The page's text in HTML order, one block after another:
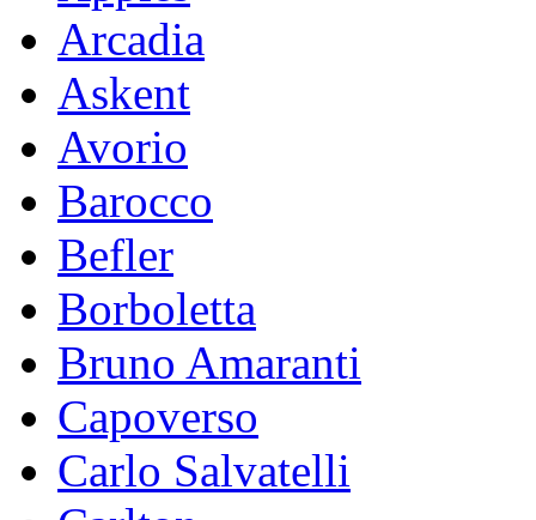
Arcadia
Askent
Avorio
Barocco
Befler
Borboletta
Bruno Amaranti
Capoverso
Carlo Salvatelli